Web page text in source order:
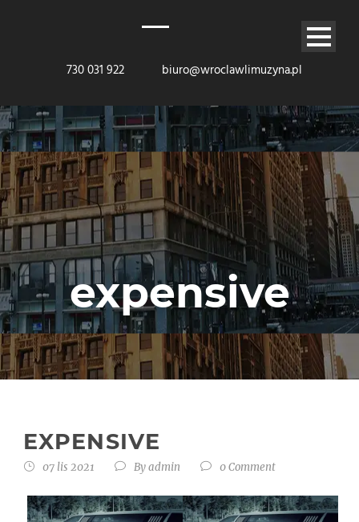
730 031 922 biuro@wroclawlimuzyna.pl
expensive
EXPENSIVE
07 lis 2021 Byadmin 0 Comment